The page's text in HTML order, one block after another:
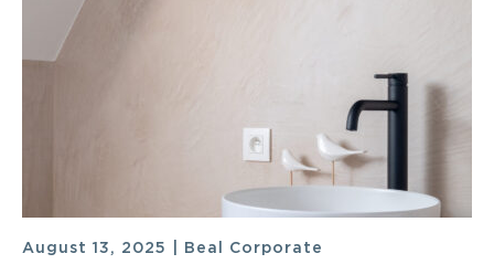
August 13, 2025 Beal Corporate